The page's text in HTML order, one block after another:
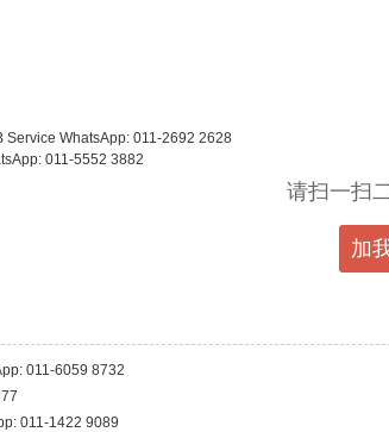
Service WhatsApp: 011-2692 2628
011-5552 3882
请扫一扫
加
011-6059 8732
011-1422 9089